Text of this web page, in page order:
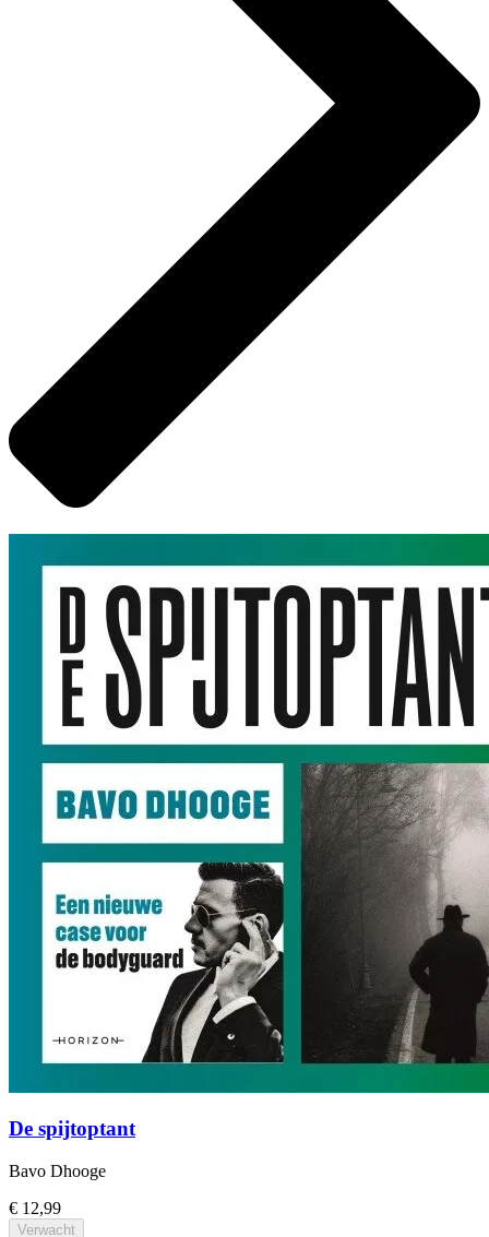
De spijtoptant
Bavo Dhooge
€ 12,99
Verwacht